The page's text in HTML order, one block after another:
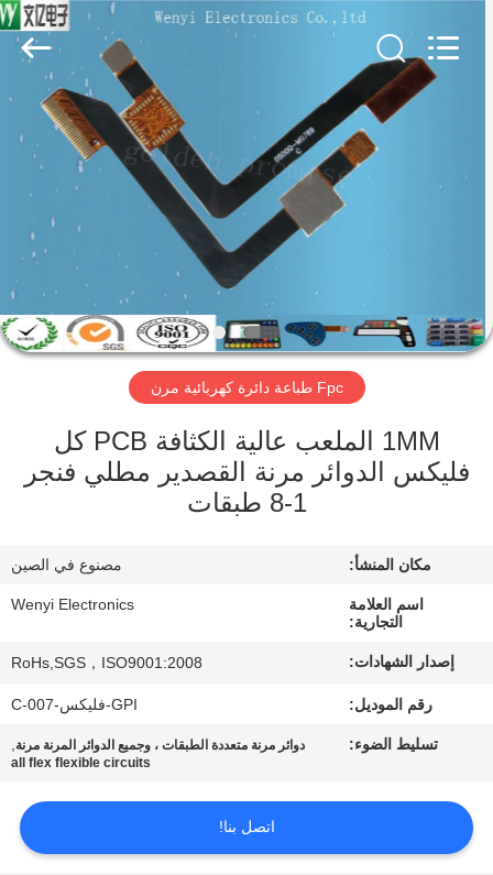
الصفحة
عنا
المعمل
مراقبة
اتصل
اقتباس
Technology
Fpc طباعة دائرة كهربائية مرن
1MM الملعب عالية الكثافة PCB كل
فليكس الدوائر مرنة القصدير مطلي فنجر
1-8 طبقات
مكان المنشأ: مصنوع في الصين
اسم العلامة
التجارية:
Wenyi Electronics
إصدار الشهادات: RoHs,SGS，ISO9001:2008
رقم الموديل: GPI-فليكس-C-007
تسليط الضوء: دوائر مرنة متعددة الطبقات ، وجميع الدوائر المرنة مرنة,
all flex flexible circuits
اتصل بنا!